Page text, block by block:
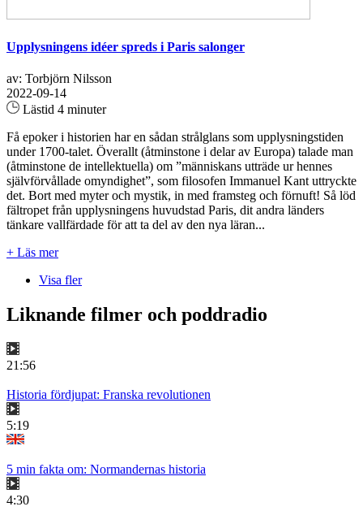
Upplysningens idéer spreds i Paris salonger
av: Torbjörn Nilsson
2022-09-14
Lästid 4 minuter
Få epoker i historien har en sådan strålglans som upplysningstiden
under 1700-talet. Överallt (åtminstone i delar av Europa) talade man
(åtminstone de intellektuella) om ”människans utträde ur hennes
självförvållade omyndighet”, som filosofen Immanuel Kant uttryckte
det. Bort med myter och mystik, in med framsteg och förnuft! Så löd
fältropet från upplysningens huvudstad Paris, dit andra länders
tänkare vallfärdade för att ta del av den nya läran...
+ Läs mer
Visa fler
Liknande filmer och poddradio
21:56
Historia fördjupat: Franska revolutionen
5:19
5 min fakta om: Normandernas historia
4:30